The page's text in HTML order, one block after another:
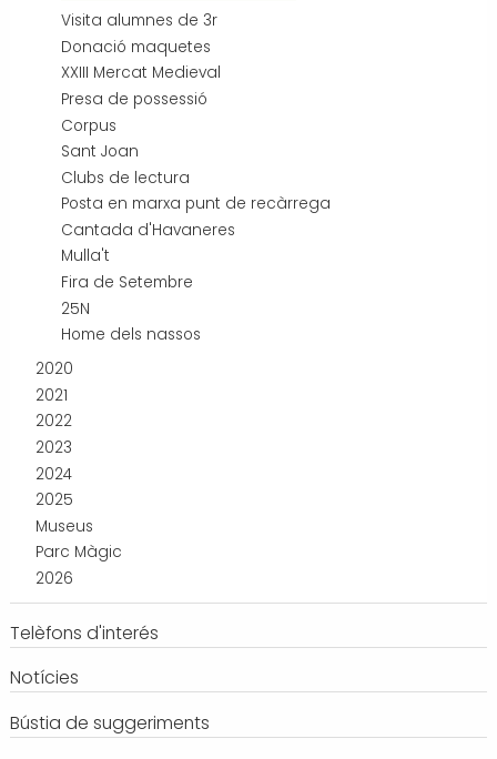
Visita alumnes de 3r
Donació maquetes
XXIII Mercat Medieval
Presa de possessió
Corpus
Sant Joan
Clubs de lectura
Posta en marxa punt de recàrrega
Cantada d'Havaneres
Mulla't
Fira de Setembre
25N
Home dels nassos
2020
2021
2022
2023
2024
2025
Museus
Parc Màgic
2026
Telèfons d'interés
Notícies
Bústia de suggeriments